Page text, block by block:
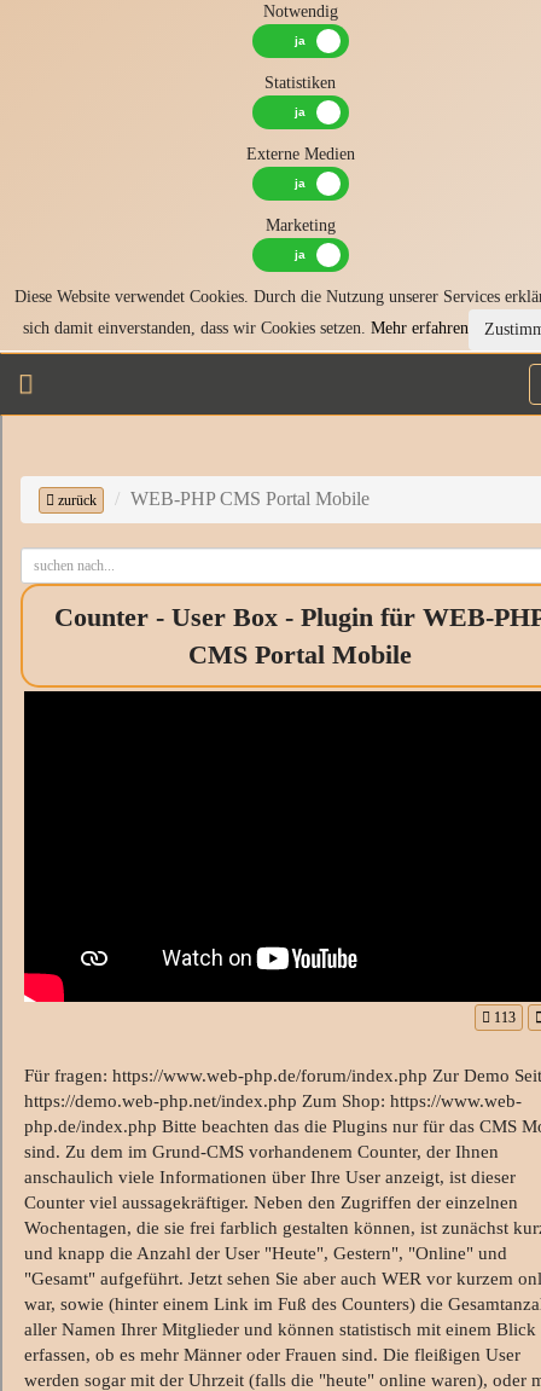
Notwendig
Statistiken
Externe Medien
Marketing
Diese Website verwendet Cookies. Durch die Nutzung unserer Services
sich damit einverstanden, dass wir Cookies setzen. Mehr erfahren
zurück WEB-PHP CMS Portal Mobile
Counter - User Box - Plugin für WEB-
CMS Portal Mobile
113
Für fragen: https://www.web-php.de/forum/index.php Zur Demo
https://demo.web-php.net/index.php Zum Shop: https://www.web-
php.de/index.php Bitte beachten das die Plugins nur für das CMS
sind. Zu dem im Grund-CMS vorhandenem Counter, der Ihnen
anschaulich viele Informationen über Ihre User anzeigt, ist dieser
Counter viel aussagekräftiger. Neben den Zugriffen der einzelnen
Wochentagen, die sie frei farblich gestalten können, ist zunächst
und knapp die Anzahl der User "Heute", Gestern", "Online" und
"Gesamt" aufgeführt. Jetzt sehen Sie aber auch WER vor kurzem
war, sowie (hinter einem Link im Fuß des Counters) die
aller Namen Ihrer Mitglieder und können statistisch mit einem Blick
erfassen, ob es mehr Männer oder Frauen sind. Die fleißigen User
werden sogar mit der Uhrzeit (falls die "heute" online waren), oder